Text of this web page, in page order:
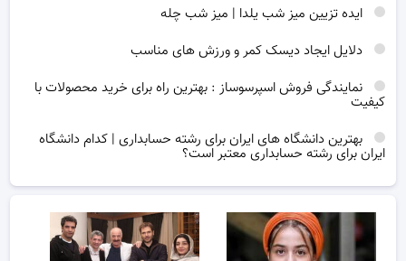
ایده تزیین میز شب یلدا | میز شب چله
دلایل ایجاد دیسک کمر و ورزش های مناسب
نمایندگی فروش اسپرسوساز : بهترین راه برای خرید محصولات با
کیفیت
بهترین دانشگاه های ایران برای رشته حسابداری | کدام دانشگاه
ایران برای رشته حسابداری معتبر است؟